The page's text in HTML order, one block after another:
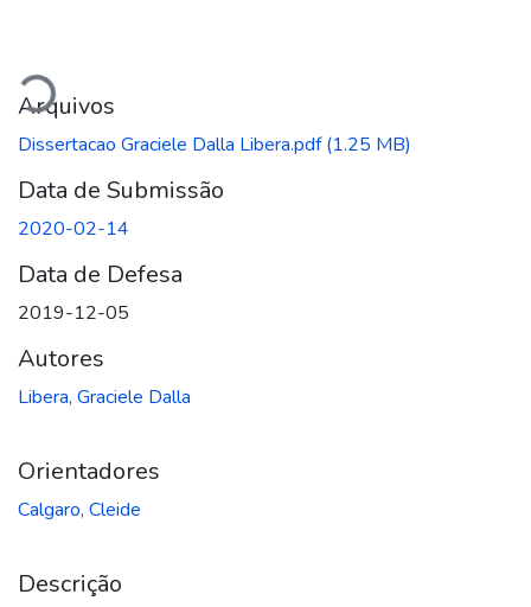
Carregando...
Arquivos
Dissertacao Graciele Dalla Libera.pdf(1.25 MB)
Data de Submissão
2020-02-14
Data de Defesa
2019-12-05
Autores
Libera, Graciele Dalla
Orientadores
Calgaro, Cleide
Descrição